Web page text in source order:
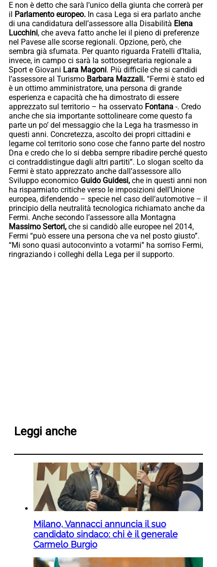
E non è detto che sarà l’unico della giunta che correrà per
il
Parlamento europeo. In casa Lega si era parlato anche
di una candidatura dell’assessore alla Disabilità Elena
Lucchini, che aveva fatto anche lei il pieno di preferenze
nel Pavese alle scorse regionali. Opzione, però, che
sembra già sfumata. Per quanto riguarda Fratelli d’Italia,
invece, in campo ci sarà la sottosegretaria regionale a
Sport e Giovani Lara Magoni. Più difficile che si candidi
l’assessore al Turismo Barbara Mazzali. “Fermi è stato ed
è un ottimo amministratore, una persona di grande
esperienza e capacità che ha dimostrato di essere
apprezzato sul territorio – ha osservato Fontana -. Credo
anche che sia importante sottolineare come questo fa
parte un po’ del messaggio che la Lega ha trasmesso in
questi anni. Concretezza, ascolto dei propri cittadini e
legame col territorio sono cose che fanno parte del nostro
Dna e credo che lo si debba sempre ribadire perché questo
ci contraddistingue dagli altri partiti”. Lo slogan scelto da
Fermi è stato apprezzato anche dall’assessore allo
Sviluppo economico Guido Guidesi, che in questi anni non
ha risparmiato critiche verso le imposizioni dell’Unione
europea, difendendo – specie nel caso dell’automotive – il
principio della neutralità tecnologica richiamato anche da
Fermi. Anche secondo l’assessore alla Montagna
Massimo Sertori, che si candidò alle europee nel 2014,
Fermi “può essere una persona che va nel posto giusto”.
“Mi sono quasi autoconvinto a votarmi” ha sorriso Fermi,
ringraziando i colleghi della Lega per il supporto.
Leggi anche
Milano, Vannacci annuncia il suo
candidato sindaco: chi è il generale
Carmelo Burgio